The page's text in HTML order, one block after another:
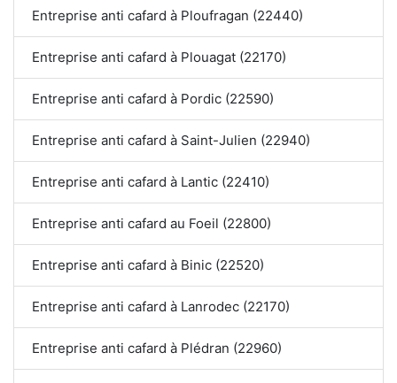
Entreprise anti cafard à Ploufragan (22440)
Entreprise anti cafard à Plouagat (22170)
Entreprise anti cafard à Pordic (22590)
Entreprise anti cafard à Saint-Julien (22940)
Entreprise anti cafard à Lantic (22410)
Entreprise anti cafard au Foeil (22800)
Entreprise anti cafard à Binic (22520)
Entreprise anti cafard à Lanrodec (22170)
Entreprise anti cafard à Plédran (22960)